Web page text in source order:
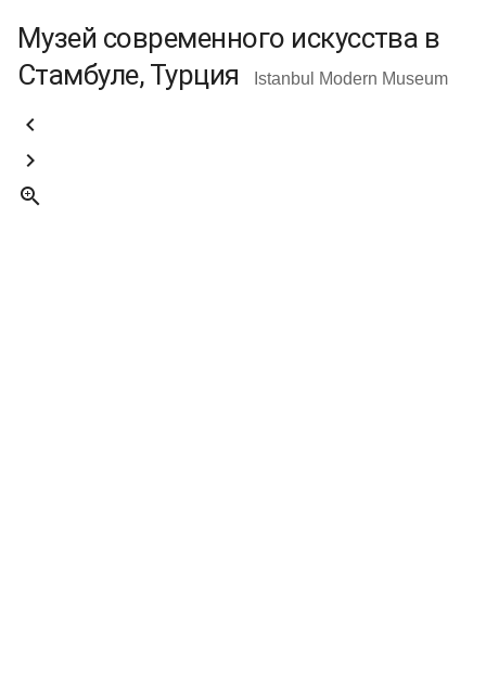
Музей современного искусства в
Стамбуле, Турция
Istanbul Modern Museum


